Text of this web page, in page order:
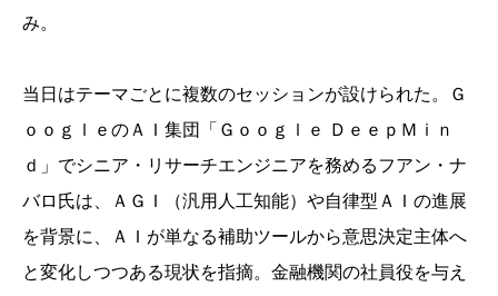
み。
当日はテーマごとに複数のセッションが設けられた。Ｇ
ｏｏｇｌｅのＡＩ集団「Ｇｏｏｇｌｅ ＤｅｅｐＭｉｎ
ｄ」でシニア・リサーチエンジニアを務めるフアン・ナ
バロ氏は、ＡＧＩ（汎用人工知能）や自律型ＡＩの進展
を背景に、ＡＩが単なる補助ツールから意思決定主体へ
と変化しつつある現状を指摘。金融機関の社員役を与え